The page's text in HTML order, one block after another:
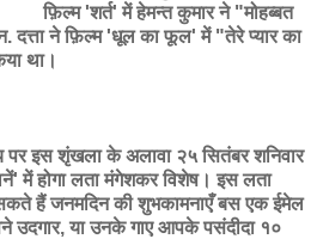
फ़िल्म 'शर्त' में हेमन्त कुमार ने "मोहब्बत
दत्ता ने फ़िल्म 'धूल का फूल' में "तेरे प्यार का
था।
इस शृंखला के अलावा २५ सितंबर शनिवार
में होगा लता मंगेशकर विशेष। इस लता
हैं जनमदिन की शुभकामनाएँ बस एक ईमेल
उदगार, या उनके गाए आपके पसंदीदा १०